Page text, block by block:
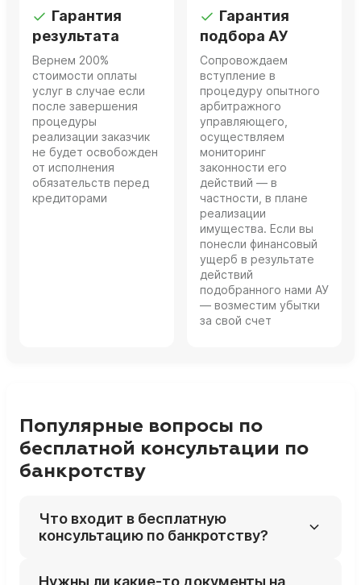
Гарантия
результата
Вернем 200%
стоимости оплаты
услуг в случае если
после завершения
процедуры
реализации заказчик
не будет освобожден
от исполнения
обязательств перед
кредиторами
Гарантия
подбора АУ
Сопровождаем
вступление в
процедуру опытного
арбитражного
управляющего,
осуществляем
мониторинг
законности его
действий — в
частности, в плане
реализации
имущества. Если вы
понесли финансовый
ущерб в результате
действий
подобранного нами АУ
— возместим убытки
за свой счет
Популярные вопросы по
бесплатной консультации по
банкротству
Что входит в бесплатную
консультацию по банкротству?
Нужны ли какие‑то документы на